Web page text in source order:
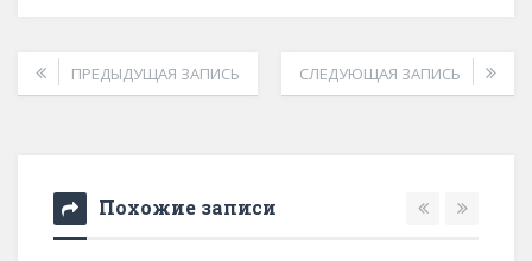
ПРЕДЫДУЩАЯ ЗАПИСЬ СЛЕДУЮЩАЯ ЗАПИСЬ
Похожие записи